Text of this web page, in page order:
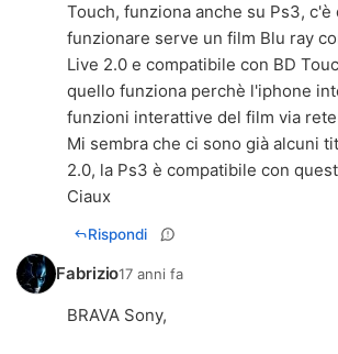
Touch, funziona anche su Ps3,
funzionare serve un film Blu ray
Live 2.0 e compatibile con BD
quello funziona perchè l'iphone
funzioni interattive del film via
Mi sembra che ci sono già alcuni
2.0, la Ps3 è compatibile con
Ciaux
Rispondi
Fabrizio17 anni fa
BRAVA Sony,